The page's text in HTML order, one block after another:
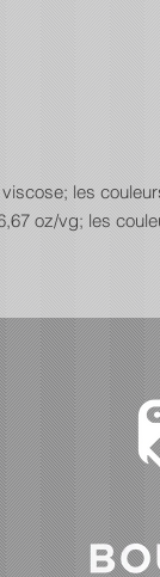
les
oz/vg; les